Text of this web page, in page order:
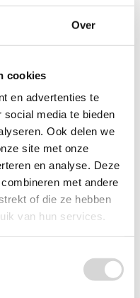
Over
cookies
en advertenties te
media te bieden
Ook delen we
site met onze
en analyse. Deze
met andere
of die ze hebben
van hun services.
speciale prijs op bij ons, wij